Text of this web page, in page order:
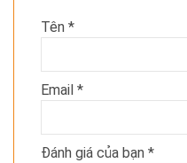
Tên *
Email *
Đánh giá của bạn *